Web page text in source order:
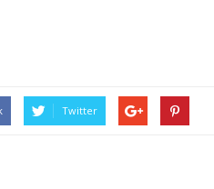
Twitter